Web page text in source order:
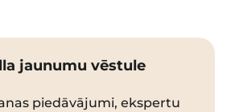
jaunumu vēstule
piedāvājumi, ekspertu